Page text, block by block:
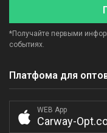
*Получайте первыми
событиях.
Платфома для
WEB App
Carway-